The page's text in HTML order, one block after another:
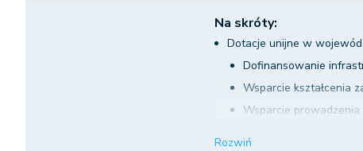
Na skróty:
Dotacje unijne w
Dofinansowanie
Wsparcie kształcenia
Wsparcie
Rozwiń